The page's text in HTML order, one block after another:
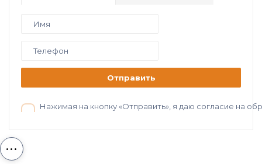
Отправить
Нажимая на кнопку «Отправить», я даю согласие на
...